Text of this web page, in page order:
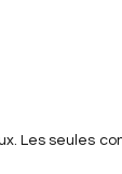
Les seules